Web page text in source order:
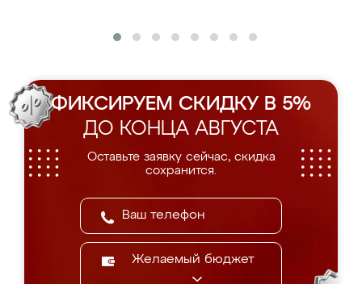
ФИКСИРУЕМ СКИДКУ В 5%
ДО КОНЦА АВГУСТА
Оставьте заявку сейчас, скидка
сохранится.
Желаемый бюджет